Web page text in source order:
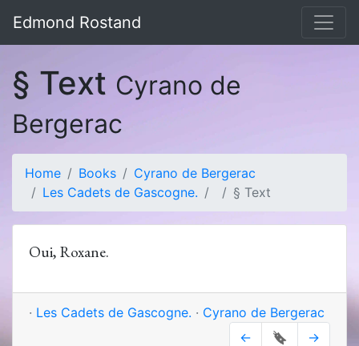
Edmond Rostand
§ Text Cyrano de
Bergerac
Home Books
Cyrano de Bergerac
Les Cadets de Gascogne.
§ Text
Oui, Roxane.
· Les Cadets de Gascogne. · Cyrano de Bergerac
←
🔖 →